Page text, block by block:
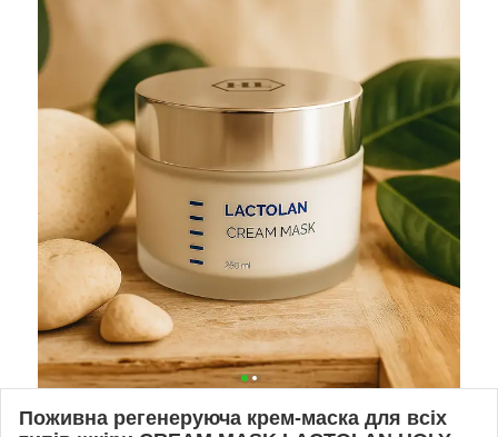
Поживна регенеруюча крем-маска для всіх